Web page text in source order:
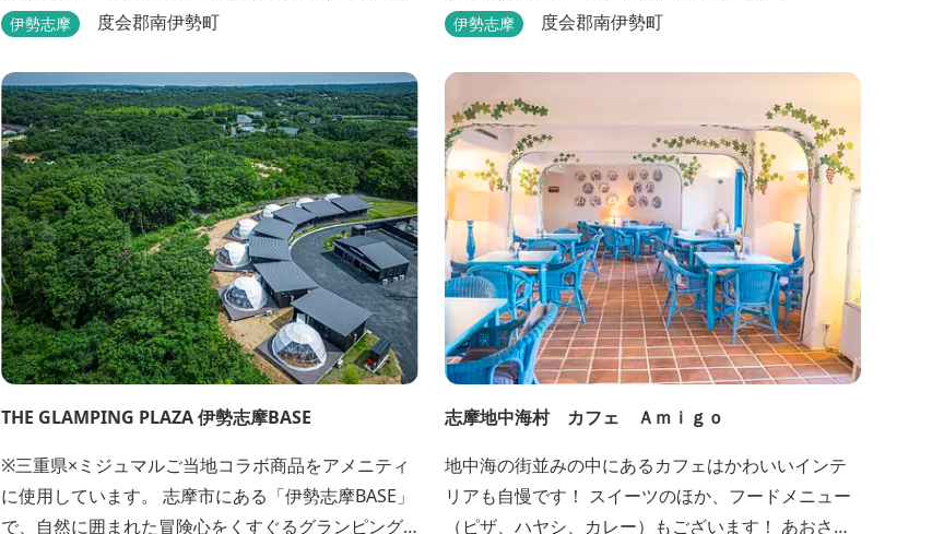
テージです。 ログコテージは全室、素泊まりとなっ
お部屋、3名様から5名様限定のお部屋とあります。
お風呂やトイレは別棟に完備。 国道260号向いには
喫茶食事とちの木では、お食事もでき人気のトンテ...
伊勢志摩 度会郡南伊勢町 伊勢志摩 度会郡南伊勢町
THE GLAMPING PLAZA 伊勢志摩BASE
※三重県×ミジュマルご当地コラボ商品をアメニティ
に使用しています。 志摩市にある「伊勢志摩BASE」
で、自然に囲まれた冒険心をくすぐるグランピング
志摩地中海村 カフェ Ａｍｉｇｏ
地中海の街並みの中にあるカフェはかわいいインテ
リアも自慢です！ スイーツのほか、フードメニュー
（ピザ、ハヤシ、カレー）もございます！ あおさ～